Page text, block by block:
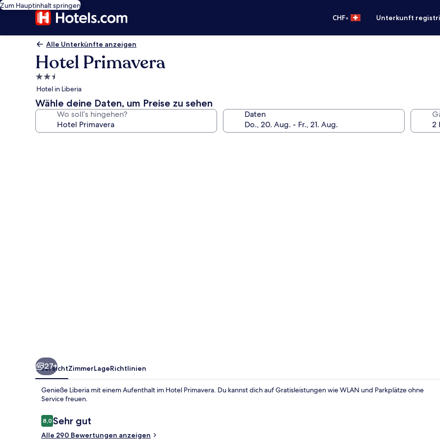
Zum Hauptinhalt springen
CHF• Unterkunft
Alle Unterkünfte anzeigen
Hotel Primavera
2.5-
Sterne-
Unterkunft
Hotel in Liberia
Wähle deine Daten, um Preise zu sehen
Wo soll’s hingehen? Daten
27+
ÜbersichtZimmerLageRichtlinien
Genieße Liberia mit einem Aufenthalt im Hotel Primavera. Du kannst dich auf Gratisleistungen wie WLAN und Parkplätze ohne
Service freuen.
Bewertungen
8,08,0 von 10.
Sehr gut
Alle 290 Bewertungen anzeigen